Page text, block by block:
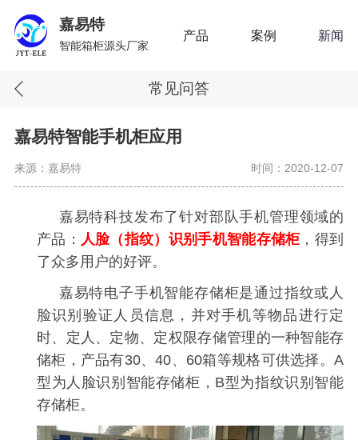
产品 案例 新闻
嘉易特
智能箱柜源头厂家
常见问答
嘉易特智能手机柜应用
来源：嘉易特 时间：2020-12-07
嘉易特科技发布了针对部队手机管理领域的
产品： 人脸（指纹）识别手机智能存储柜，得到
了众多用户的好评。
嘉易特电子手机智能存储柜是通过指纹或人
脸识别验证人员信息，并对手机等物品进行定
时、定人、定物、定权限存储管理的一种智能存
储柜，产品有30、40、60箱等规格可供选择。A
型为人脸识别智能存储柜，B型为指纹识别智能
存储柜。